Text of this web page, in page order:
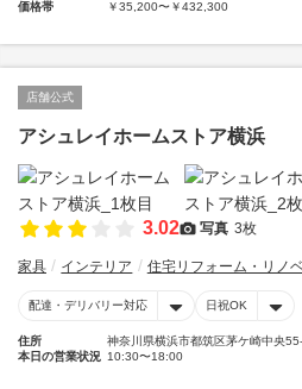
価格帯 ￥35,200〜￥432,300
店舗公式
アシュレイホームストア横浜
3.02 写真 3枚
家具 インテリア 住宅リフォーム・リノ
配達・デリバリー対応 日祝OK
住所
神奈川県横浜市都筑区茅ケ崎中央
本日の営業状況 10:30〜18:00